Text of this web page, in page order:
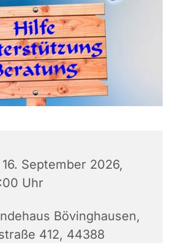
September 2026,
Uhr
Bövinghausen,
412, 44388